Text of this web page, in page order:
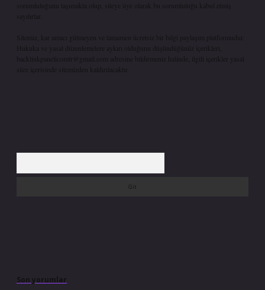
sorumluluğunu taşımakta olup, siteye üye olarak bu sorumluluğu kabul etmiş
sayılırlar.
Sitemiz, kar amacı gütmeyen ve tamamen ücretsiz bir bilgi paylaşım platformudur.
Hukuka ve yasal düzenlemelere aykırı olduğunu düşündüğünüz içerikleri,
backlinkpanelicomtr@gmail.com
adresine bildirmeniz halinde, ilgili içerikler yasal
süre içerisinde sitemizden kaldırılacaktır.
Son yorumlar